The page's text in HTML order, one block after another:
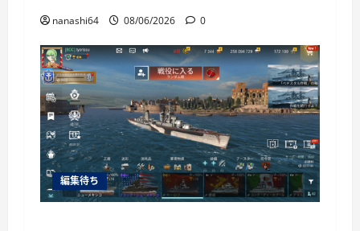
nanashi64 08/06/2026 0
編集待ち